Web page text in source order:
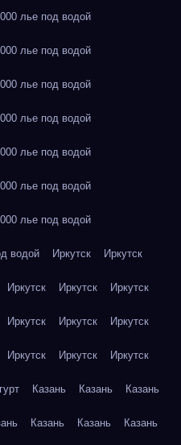
лье под водой
лье под водой
лье под водой
лье под водой
лье под водой
лье под водой
лье под водой
водой Иркутск Иркутск
Иркутск Иркутск Иркутск
Иркутск Иркутск Иркутск
Иркутск Иркутск Иркутск
Казань Казань Казань
Казань Казань Казань